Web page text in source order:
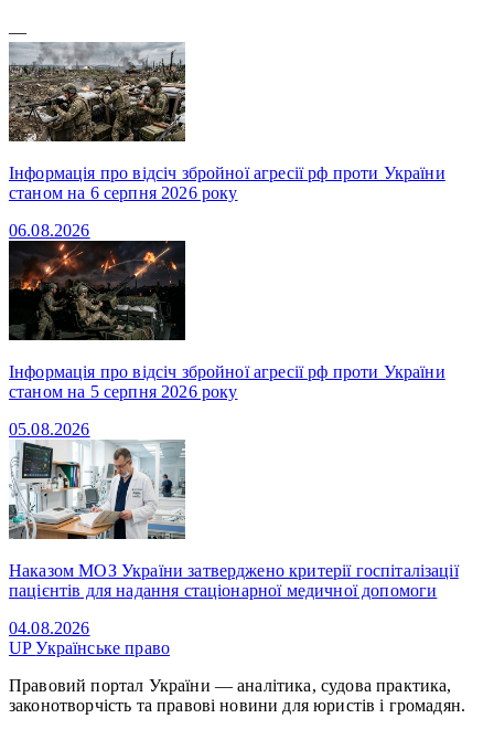
—
Інформація про відсіч збройної агресії рф проти України
станом на 6 серпня 2026 року
06.08.2026
Інформація про відсіч збройної агресії рф проти України
станом на 5 серпня 2026 року
05.08.2026
Наказом МОЗ України затверджено критерії госпіталізації
пацієнтів для надання стаціонарної медичної допомоги
04.08.2026
UPУкраїнське право
Правовий портал України — аналітика, судова практика,
законотворчість та правові новини для юристів і громадян.